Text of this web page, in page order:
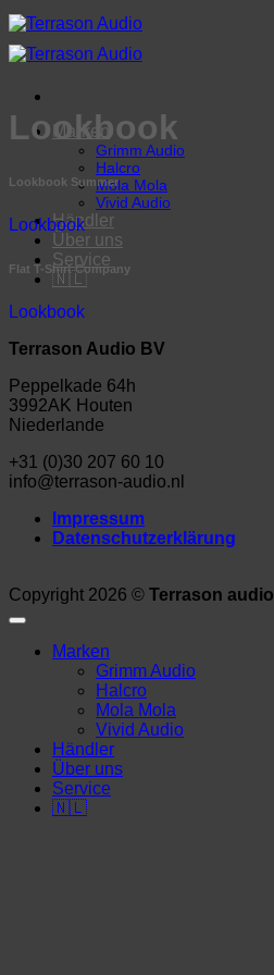
Skip
to
content
Marken
Grimm Audio
Halcro
Mola Mola
Vivid Audio
Händler
Über uns
Service
🇳🇱
Lookbook
Lookbook Summer
Lookbook
Flat T-Shirt Company
Lookbook
Terrason Audio BV
Peppelkade 64h
3992AK Houten
Niederlande
+31 (0)30 207 60 10
info@terrason-audio.nl
Impressum
Datenschutz­erklärung
Copyright 2026 © Terrason audio
Marken
Grimm Audio
Halcro
Mola Mola
Vivid Audio
Händler
Über uns
Service
🇳🇱